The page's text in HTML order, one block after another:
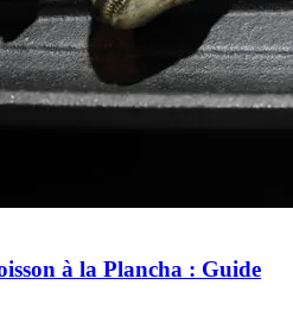
à la Plancha : Guide